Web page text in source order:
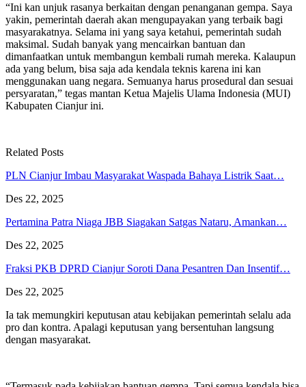
“Ini kan unjuk rasanya berkaitan dengan penanganan gempa. Saya
yakin, pemerintah daerah akan mengupayakan yang terbaik bagi
masyarakatnya. Selama ini yang saya ketahui, pemerintah sudah
maksimal. Sudah banyak yang mencairkan bantuan dan
dimanfaatkan untuk membangun kembali rumah mereka. Kalaupun
ada yang belum, bisa saja ada kendala teknis karena ini kan
menggunakan uang negara. Semuanya harus prosedural dan sesuai
persyaratan,” tegas mantan Ketua Majelis Ulama Indonesia (MUI)
Kabupaten Cianjur ini.
Related Posts
PLN Cianjur Imbau Masyarakat Waspada Bahaya Listrik Saat…
Des 22, 2025
Pertamina Patra Niaga JBB Siagakan Satgas Nataru, Amankan…
Des 22, 2025
Fraksi PKB DPRD Cianjur Soroti Dana Pesantren Dan Insentif…
Des 22, 2025
Ia tak memungkiri keputusan atau kebijakan pemerintah selalu ada
pro dan kontra. Apalagi keputusan yang bersentuhan langsung
dengan masyarakat.